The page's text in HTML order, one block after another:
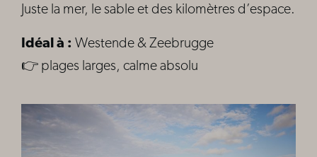
Juste la mer, le sable et des kilomètres d’espace.
Idéal à : Westende & Zeebrugge
👉 plages larges, calme absolu